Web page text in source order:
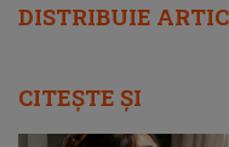
DISTRIBUIE
CITEȘTE ȘI